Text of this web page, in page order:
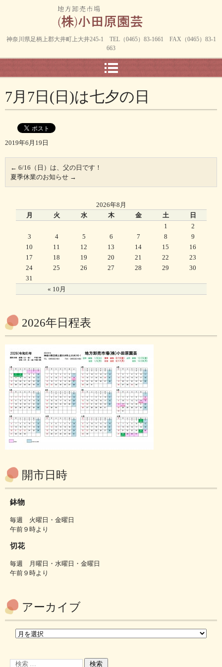
神奈川県足柄上郡大井町上大井245-1 TEL（0465）83-1661 FAX（0465）83-1
663
7月7日(日)は七夕の日
2019年6月19日
← 6/16（日）は、父の日です！
夏季休業のお知らせ →
2026年8月
月
火 水 木 金 土 日
« 10月
1
2
3
4 5 6 7 8
9
10
11 12 13 14 15
16
17
18 19 20 21 22
23
24
25 26 27 28 29
30
31
2026年日程表
開市日時
鉢物
毎週 火曜日・金曜日
午前９時より
切花
毎週 月曜日・水曜日・金曜日
午前９時より
アーカイブ